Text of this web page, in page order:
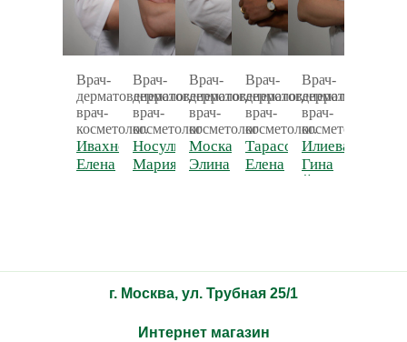
Врач-
дерматовенеролог,
врач-
косметолог.
Ивахненко
Елена
Врач-
дерматовенеролог,
врач-
косметолог
Носулич
Мария
Врач-
дерматовенеролог,
врач-
косметолог
Москальченко
Элина
Врач-
дерматовенеролог,
врач-
косметолог.
Тарасова
Елена
Врач-
врач-
косметолог.
Илиева
Гина
г. Москва, ул. Трубная 25/1
Интернет магазин